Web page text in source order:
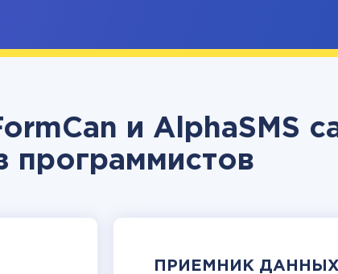
и AlphaSMS
программистов
ПРИЕМНИК ДАННЫХ